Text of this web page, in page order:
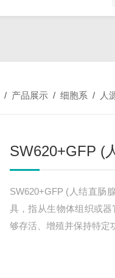
/ 产品展示 /细胞系 / 人
SW620+GFP (
SW620+GFP (人结直肠
具，指从生物体组织或
够存活、增殖并保持特定